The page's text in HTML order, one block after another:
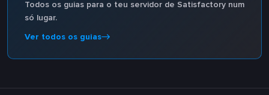
Todos os guias para o teu servidor de Satisfactory num
só lugar.
Ver todos os guias